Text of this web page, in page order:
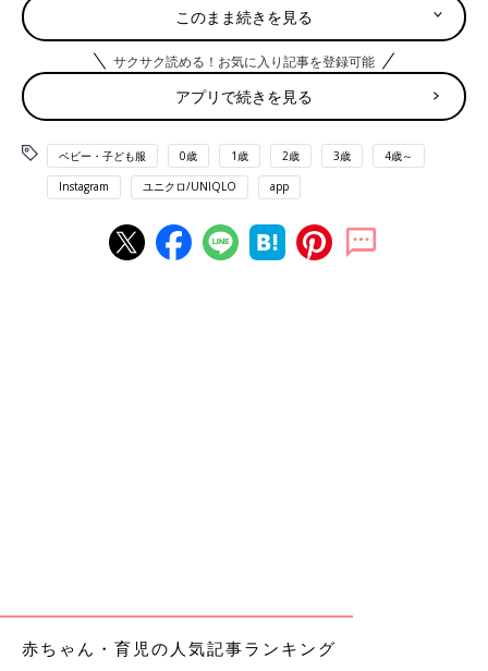
黒やチェック柄のボトムスを合わせると一気に秋ら
このまま続きを見る
サクサク読める！お気に入り記事を登録可能
アプリで続きを見る
ベビー・子ども服 0歳 1歳 2歳 3歳 4歳～
Instagram ユニクロ/UNIQLO app
赤ちゃん・育児の人気記事ランキング